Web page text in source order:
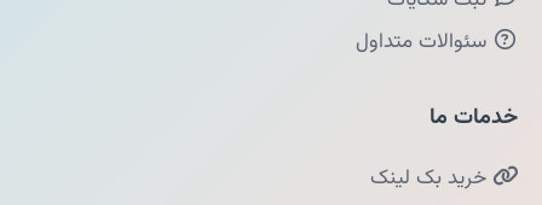
سئوالات متداول
خدمات ما
خرید بک لینک